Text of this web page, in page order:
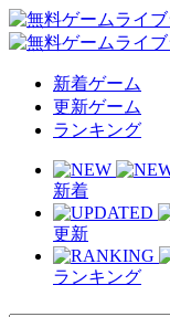
新着ゲーム
更新ゲーム
ランキング
新着
更新
ランキング